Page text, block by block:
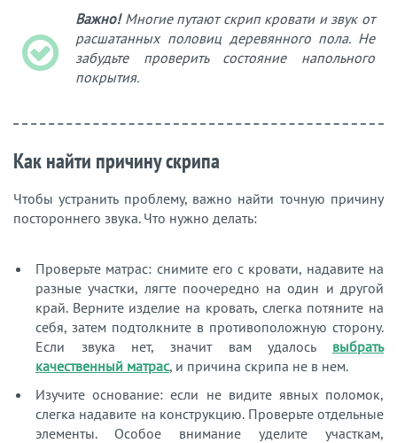
Важно! Многие путают скрип кровати и звук от
расшатанных половиц деревянного пола. Не
забудьте проверить состояние напольного
покрытия.
Как найти причину скрипа
Чтобы устранить проблему, важно найти точную причину
постороннего звука. Что нужно делать:
Проверьте матрас: снимите его с кровати, надавите на
разные участки, лягте поочередно на один и другой
край. Верните изделие на кровать, слегка потяните на
себя, затем подтолкните в противоположную сторону.
Если звука нет, значит вам удалось выбрать
качественный матрас, и причина скрипа не в нем.
Изучите основание: если не видите явных поломок,
слегка надавите на конструкцию. Проверьте отдельные
элементы. Особое внимание уделите участкам,